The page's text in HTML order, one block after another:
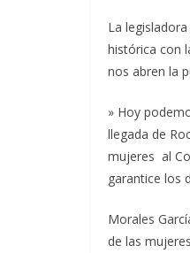
La
histórica con
nos abren la
» Hoy
llegada de
mujeres al
garantice los
Morales
de las